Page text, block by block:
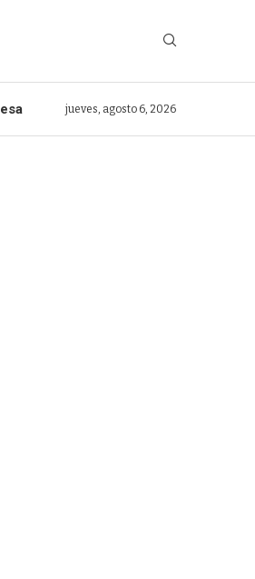
jueves, agosto 6, 2026